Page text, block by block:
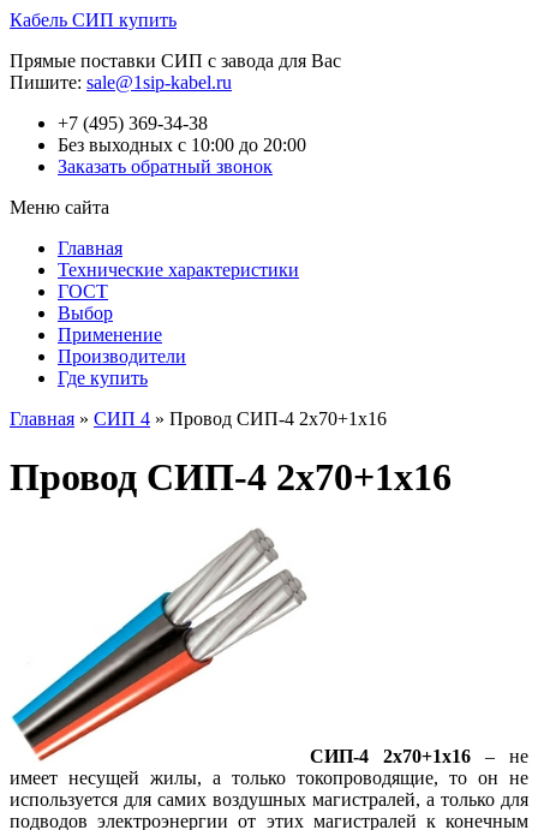
Кабель СИП купить
Прямые поставки СИП с завода для Вас
Пишите: sale@1sip-kabel.ru
+7 (495) 369-34-38
Без выходных с 10:00 до 20:00
Заказать обратный звонок
Меню сайта
Главная
Технические характеристики
ГОСТ
Выбор
Применение
Производители
Где купить
Главная » СИП 4 » Провод СИП-4 2х70+1х16
Провод СИП-4 2х70+1х16
СИП-4 2х70+1х16 – не
имеет несущей жилы, а только токопроводящие, то он не
используется для самих воздушных магистралей, а только для
подводов электроэнергии от этих магистралей к конечным